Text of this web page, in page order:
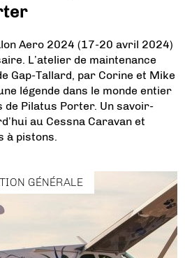
Aero 2024 (17-20 avril 2024)
L’atelier de maintenance
Gap-Tallard, par Corine et Mike
légende dans le monde entier
Pilatus Porter. Un savoir-
au Cessna Caravan et
à pistons.
GÉNÉRALE